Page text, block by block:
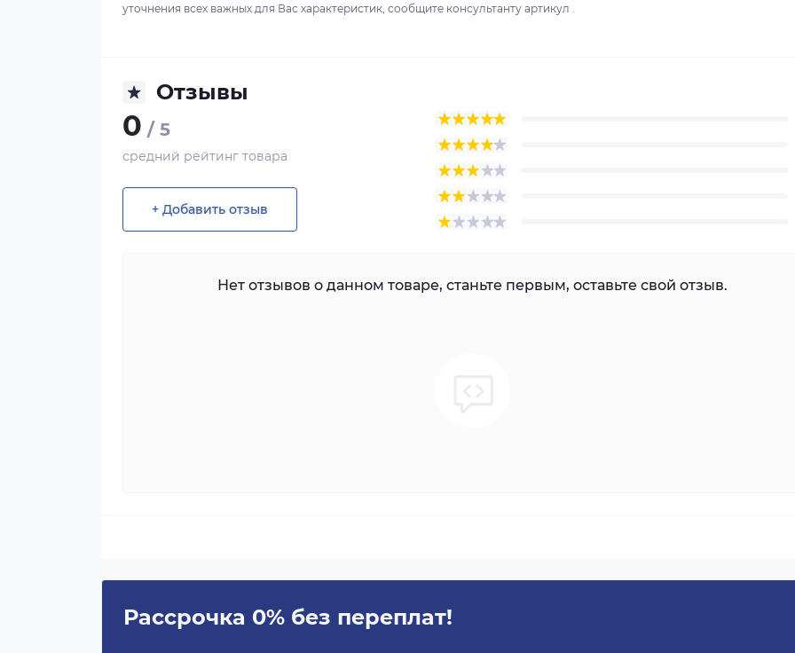
уточнения всех важных для Вас характеристик, сообщите консультанту артикул .
Отзывы
0 / 5
средний рейтинг товара
+ Добавить отзыв
Нет отзывов о данном товаре, станьте первым, оставьте свой отзыв.
Рассрочка 0% без переплат!